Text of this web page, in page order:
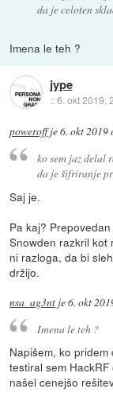
da je celoten
Imena le teh ?
jype
::6. okt 2019,
poweroffje6. okt 2019
ko sem jaz delal
da je šifriranje
Saj je.
Pa kaj?
Snowden razkril kot
ni razloga, da bi
držijo.
nsa_ag3nt je6. okt
Imena le teh ?
Napišem, ko
testiral sem
našel cenejšo